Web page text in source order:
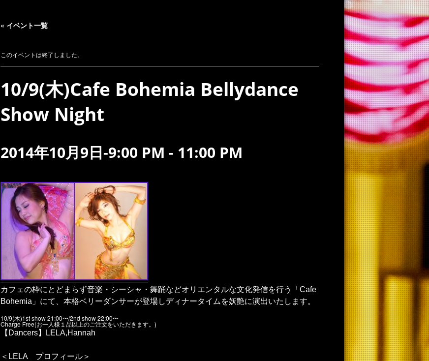
« イベント一覧
このイベントは終了しました。
10/9(木)Cafe Bohemia Bellydance
Show Night
2014年10月9日-9:00 PM - 11:00 PM
カフェの枠にとどまらず音楽・シーシャ・舞踊などオリエンタルな文化発信を行う「Cafe
Bohemia」にて、本格ベリーダンサーが登場しディナータイムを妖艶に演出いたします。
10/9(木)1st show 21:00〜/2nd show 22:00〜
Charge Free(お一人様１品以上のご注文をいただきます。)
【Dancers】LELA,Hannah
＜LELA プロフィール＞